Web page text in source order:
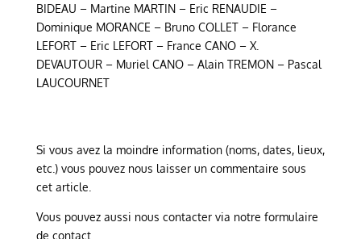
BIDEAU – Martine MARTIN – Eric RENAUDIE –
Dominique MORANCE – Bruno COLLET – Florance
LEFORT – Eric LEFORT – France CANO – X.
DEVAUTOUR – Muriel CANO – Alain TREMON – Pascal
LAUCOURNET
Si vous avez la moindre information (noms, dates, lieux,
etc.) vous pouvez nous laisser un commentaire sous
cet article.
Vous pouvez aussi nous contacter via notre formulaire
de contact.